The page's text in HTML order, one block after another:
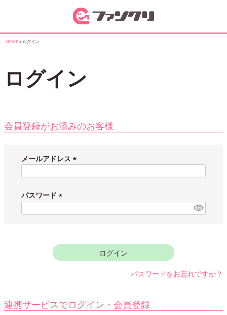
HOME ログイン
ログイン
会員登録がお済みのお客様
メールアドレス
)
パスワード
ログイン
パスワードをお忘れですか？
連携サービスでログイン・会員登録